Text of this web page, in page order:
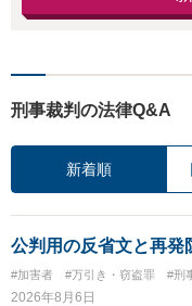
刑事裁判の法律Q&A
新着順
公判用の反省文と再発
#加害者 #万引き・窃盗罪 #刑
2026年8月6日